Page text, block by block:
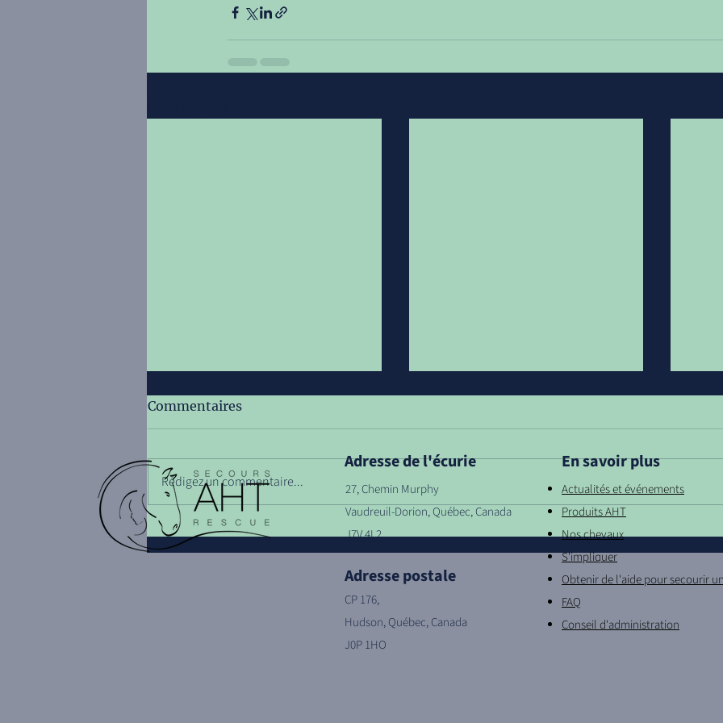
Portes ouvertes - juillet
2026
Mise à jour du calendrier
2027 9 sur 12
Commentaires
Rédigez un commentaire...
Adresse de l'écurie
27, Chemin Murphy
Vaudreuil-Dorion, Québec, Canada
J7V 4L2
Adresse postale
CP 176,
Hudson, Québec, Canada
J0P 1HO
En savoir plus
Actualités et événements
Produits AHT
Nos chevaux
S'impliquer
Obtenir de l'aide pour secourir
FAQ
Conseil d'administration